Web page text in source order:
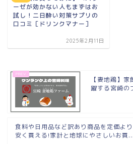
ーゼが効かない人もまずはお
試し！二日酔い対策サプリの
口コミ［ドリンクマナー］
2025年2月11日
【妻地鶏】
躍する宮崎の
食料や日用品など訳あり商品を定価より
安く買える!家計と地球にやさしいお買...